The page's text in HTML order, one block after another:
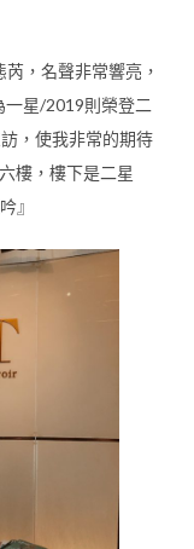
，名聲非常響亮，
星/2019則榮登二
，使我非常的期待
樓，樓下是二星
』